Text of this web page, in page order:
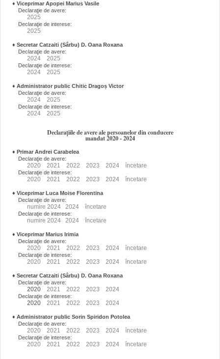
♦ Viceprimar Apopei Marius Vasile
Declaraţie de avere:
2025
Declaraţie de interese:
2025
♦ Secretar Catzaiti (Sârbu) D. Oana Roxana
Declaraţie de avere:
2024 2025
Declaraţie de interese:
2024 2025
♦ Administrator public Chitic Dragoș Victor
Declaraţie de avere:
2024 2025
Declaraţie de interese:
2024 2025
Declarațiile de avere ale persoanelor din conducere
mandat 2020 - 2024
♦ Primar Andrei Carabelea
Declaraţie de avere:
2020 2021 2022 2023 2024 încetare
Declaraţie de interese:
2020 2021 2022 2023 2024 încetare
♦ Viceprimar Luca Moise Florentina
Declaraţie de avere:
numire 2024 2024 încetare
Declaraţie de interese:
numire 2024 2024 încetare
♦ Viceprimar Marius Irimia
Declaraţie de avere:
2020 2021 2022 2023 2024 încetare
Declaraţie de interese:
2020 2021 2022 2023 2024 încetare
♦ Secretar Catzaiti (Sârbu) D. Oana Roxana
Declaraţie de avere:
2020 2021 2022 2023 2024
Declaraţie de interese:
2020 2021 2022 2023 2024
♦ Administrator public Sorin Spiridon Potolea
Declaraţie de avere:
2020 2021 2022 2023 2024 încetare
Declaraţie de interese:
2020 2021 2022 2023 2024 încetare